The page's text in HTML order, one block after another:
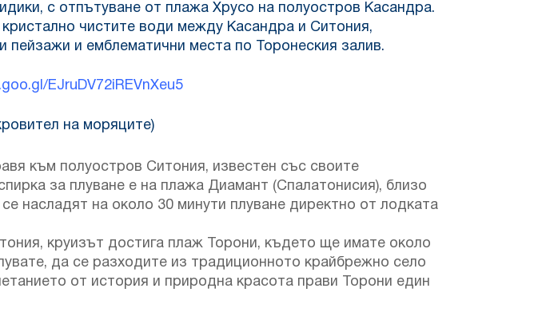
с отпътуване от плажа Хрусо на полуостров Касандра.
чистите води между Касандра и Ситония,
пейзажи и емблематични места по Торонеския залив.
EJruDV72iREVnXeu5
на моряците)
към полуостров Ситония, известен със своите
за плуване е на плажа Диамант (Спалатонисия), близо
насладят на около 30 минути плуване директно от лодката
круизът достига плаж Торони, където ще имате около
да се разходите из традиционното крайбрежно село
от история и природна красота прави Торони един